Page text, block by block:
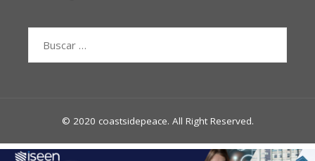
© 2020 coastsidepeace. All Right Reserved.